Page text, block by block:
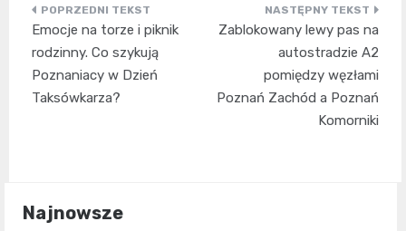
Nawigacja
wpisu
Emocje na torze i piknik
rodzinny. Co szykują
Poznaniacy w Dzień
Taksówkarza?
Zablokowany lewy pas na
autostradzie A2
pomiędzy węzłami
Poznań Zachód a Poznań
Komorniki
Najnowsze